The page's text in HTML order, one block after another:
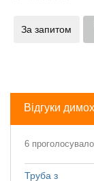
За запитом
Відгуки
6 проголосувало
Труба з